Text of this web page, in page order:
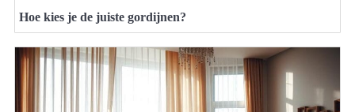
Hoe kies je de juiste gordijnen?